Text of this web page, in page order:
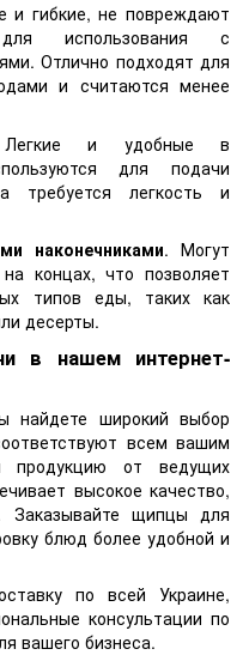
и гибкие, не повреждают
использования с
Отлично подходят для
и считаются менее
и удобные в
для подачи
требуется легкость и
наконечниками. Могут
концах, что позволяет
типов еды, таких как
десерты.
в нашем интернет-
найдете широкий выбор
всем вашим
продукцию от ведущих
высокое качество,
Заказывайте щипцы для
блюд более удобной и
по всей Украине,
консультации по
вашего бизнеса.